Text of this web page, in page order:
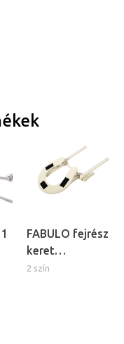
FABULO fejrész
keret
masszázságyhoz
2 szín